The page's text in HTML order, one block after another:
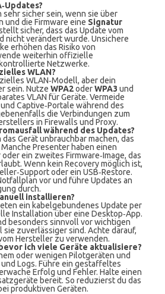
sehr sicher sein, wenn sie über
und die Firmware eine Signatur
sicher, dass das Update vom
nicht verändert wurde. Unsichere
erhöhen das Risiko von
weiterhin offizielle
Netzwerke.
WLAN?
WLAN‑Modell, aber dein
sein. Nutze WPA2oderWPA3 und
VLAN für Geräte. Vermeide
Captive‑Portale während des
die Verbindungen zum
in Firewalls und Proxy.
während des Updates?
Gerät unbrauchbar machen, das
Presenter haben einen
ein zweites Firmware‑Image, das
Wenn kein Recovery möglich ist,
oder ein USB‑Restore.
vor und führe Updates an
durch.
installieren?
ein kabelgebundenes Update per
Installation über eine Desktop‑App.
besonders sinnvoll vor wichtigen
zuverlässiger sind. Achte darauf,
Hersteller zu verwenden.
ich viele Geräte aktualisiere?
oder wenigen Pilotgeräten und
Logs. Führe ein gestaffeltes
Erfolg und Fehler. Halte einen
bereit. So reduzierst du das
produktiven Geräten.